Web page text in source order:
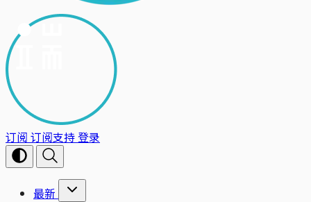
订阅 订阅支持登录
最新